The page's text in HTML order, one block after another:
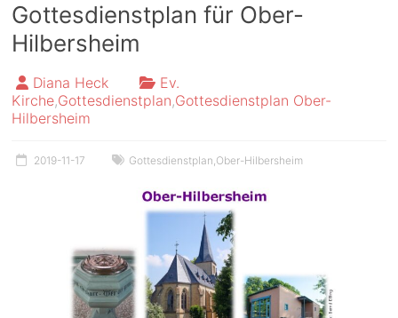
Gottesdienstplan für Ober-
Hilbersheim
Diana Heck
Ev.
Kirche,Gottesdienstplan,Gottesdienstplan Ober-
Hilbersheim
2019-11-17 Gottesdienstplan,Ober-Hilbersheim